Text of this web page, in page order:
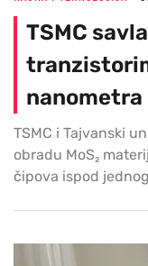
TSMC
nanometra
TSMC i Tajvanski
obradu MoS₂
čipova ispod